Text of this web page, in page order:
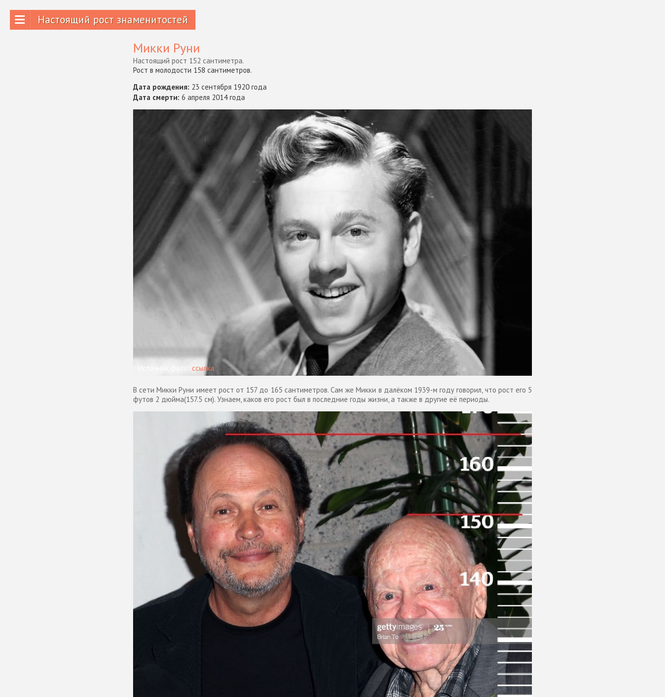
Настоящий рост знаменитостей
Микки Руни
Настоящий рост 152 сантиметра.
Рост в молодости 158 сантиметров.
Дата рождения: 23 сентября 1920 года
Дата смерти: 6 апреля 2014 года
Источник фото: ссылка
В сети Микки Руни имеет рост от 157 до 165 сантиметров. Сам же Микки в далёком 1939-м году говорил, что рост его 5
футов 2 дюйма(157.5 см). Узнаем, каков его рост был в последние годы жизни, а также в другие её периоды.